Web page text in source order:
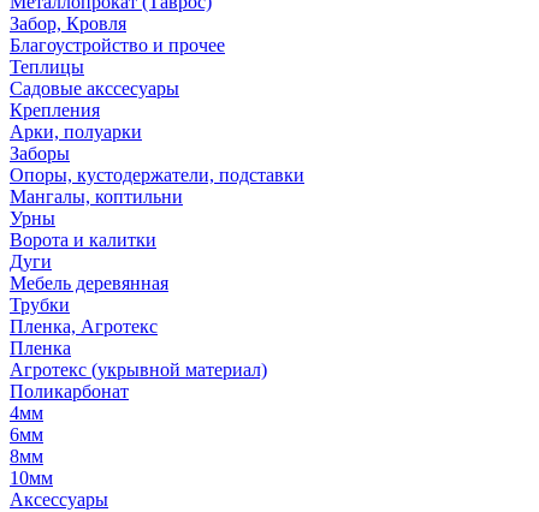
Забор, Кровля
Благоустройство и прочее
Теплицы
Садовые акссесуары
Крепления
Арки, полуарки
Заборы
Опоры, кустодержатели, подставки
Мангалы, коптильни
Урны
Ворота и калитки
Дуги
Мебель деревянная
Трубки
Пленка, Агротекс
Пленка
Агротекс (укрывной материал)
Поликарбонат
4мм
6мм
8мм
10мм
Аксессуары